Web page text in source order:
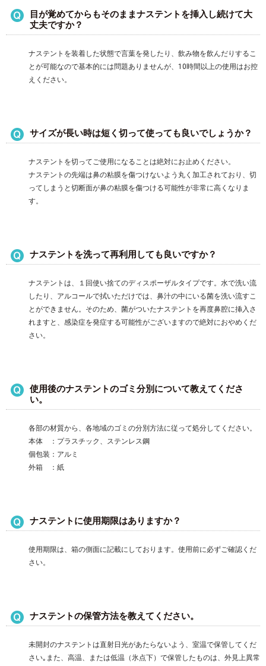
目が覚めてからもそのままナステントを挿入し続けて大
丈夫ですか？
ナステントを装着した状態で言葉を発したり、飲み物を飲んだりするこ
とが可能なので基本的には問題ありませんが、10時間以上の使用はお控
えください。
サイズが長い時は短く切って使っても良いでしょうか？
ナステントを切ってご使用になることは絶対にお止めください。
ナステントの先端は鼻の粘膜を傷つけないよう丸く加工されており、切
ってしまうと切断面が鼻の粘膜を傷つける可能性が非常に高くなりま
す。
ナステントを洗って再利用しても良いですか？
ナステントは、１回使い捨てのディスポーザルタイプです。水で洗い流
したり、アルコールで拭いただけでは、鼻汁の中にいる菌を洗い流すこ
とができません。そのため、菌がついたナステントを再度鼻腔に挿入さ
れますと、感染症を発症する可能性がございますので絶対におやめくだ
さい。
使用後のナステントのゴミ分別について教えてくださ
い。
各部の材質から、各地域のゴミの分別方法に従って処分してください。
本体 ：プラスチック、ステンレス鋼
個包装：アルミ
外箱 ：紙
ナステントに使用期限はありますか？
使用期限は、箱の側面に記載にしております。使用前に必ずご確認くだ
さい。
ナステントの保管方法を教えてください。
未開封のナステントは直射日光があたらないよう、室温で保管してくだ
さい｡また、高温、または低温（氷点下）で保管したものは、外見上異常